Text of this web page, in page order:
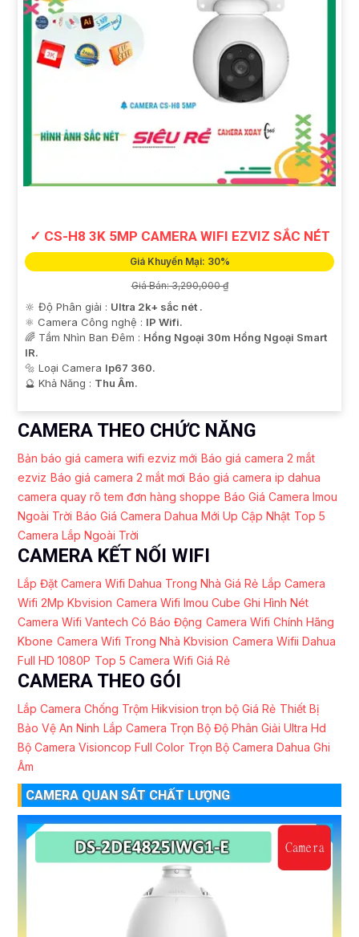
✓ CS-H8 3K 5MP CAMERA WIFI EZVIZ SẮC NÉT
Giá Khuyến Mại: 30%
Giá Bán: 3,290,000 ₫
🔆 Độ Phân giải : Ultra 2k+ sắc nét .
⚛️ Camera Công nghệ : IP Wifi.
🌈 Tầm Nhìn Ban Đêm : Hồng Ngoại 30m Hồng Ngoại Smart
IR.
🔩 Loại Camera Ip67 360.
️🔮 Khả Năng : Thu Âm.
CAMERA THEO CHỨC NĂNG
Bản báo giá camera wifi ezviz mới Báo giá camera 2 mắt
ezviz Báo giá camera 2 mắt mơi Báo giá camera ip dahua
camera quay rõ tem đơn hàng shoppe Báo Giá Camera Imou
Ngoài Trời Báo Giá Camera Dahua Mới Up Cập Nhật Top 5
Camera Lắp Ngoài Trời
CAMERA KẾT NỐI WIFI
Lắp Đặt Camera Wifi Dahua Trong Nhà Giá Rẻ Lắp Camera
Wifi 2Mp Kbvision Camera Wifi Imou Cube Ghi Hình Nét
Camera Wifi Vantech Có Báo Động Camera Wifi Chính Hãng
Kbone Camera Wifi Trong Nhà Kbvision Camera Wifii Dahua
Full HD 1080P Top 5 Camera Wifi Giá Rẻ
CAMERA THEO GÓI
Lắp Camera Chống Trộm Hikvision trọn bộ Giá Rẻ Thiết Bị
Bảo Vệ An Ninh Lắp Camera Trọn Bộ Độ Phân Giải Ultra Hd
Bộ Camera Visioncop Full Color Trọn Bộ Camera Dahua Ghi
Âm
CAMERA QUAN SÁT CHẤT LƯỢNG